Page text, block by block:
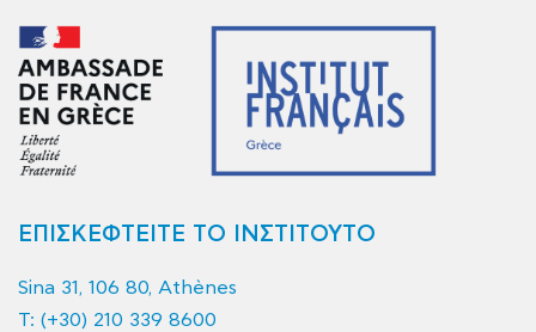
ΕΠΙΣΚΕΦΤΕΙΤΕ ΤΟ ΙΝΣΤΙΤΟΥΤΟ
Sina 31, 106 80, Athènes
T: (+30) 210 339 8600